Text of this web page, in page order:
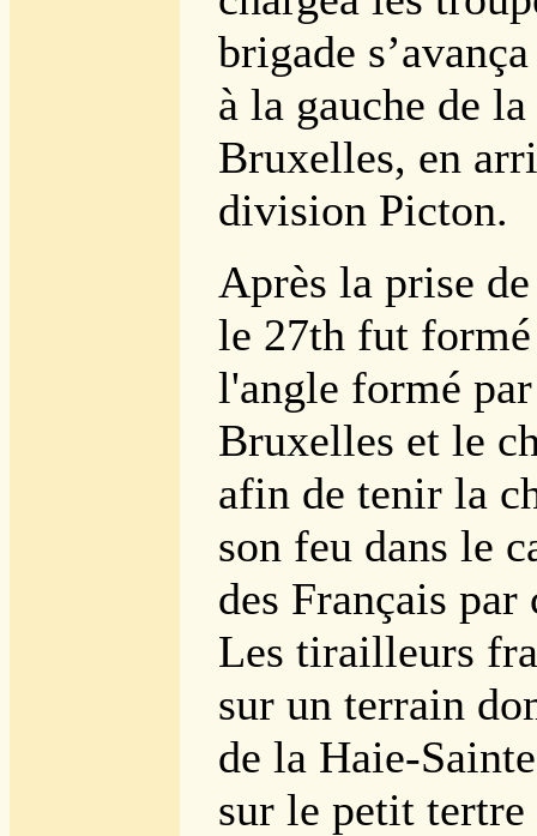
brigade
à la gauche de la
Bruxelles, en
division Picton.
Après la prise
le 27th fut formé
l'angle formé
Bruxelles et le
afin de tenir la
son feu dans le
des Français par
Les tirailleurs
sur un terrain
de la Haie-
sur le petit